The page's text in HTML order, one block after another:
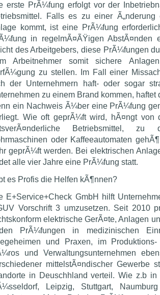
erste PrÃ¼fung erfolgt vor der
Falls es zu einer
kommt, ist eine PrÃ¼fung
in regelmÃ¤ÃŸigen AbstÃ¤nden
des Arbeitgebers, diese PrÃ¼fungen
Arbeitnehmer somit sichere
zu stellen. Im Fall einer
der Unternehmern haft- oder sogar
zu einem Brand kommen, haftet
ein Nachweis Ã¼ber eine PrÃ¼fung
Wie oft geprÃ¼ft wird, hÃ¤ngt von
Betriebsmittel,
oder Kaffeeautomaten
geprÃ¼ft werden. Bei elektrischen
alle vier Jahre eine PrÃ¼fung statt.
es Profis die Helfen kÃ¶nnen?
E+Service+Check GmbH hilft
Vorschrift 3 umzusetzen. Seit 2010
elektrische GerÃ¤te, Anlagen
PrÃ¼fungen in medizinischen
und Praxen, im
und Verwaltungsunternehmen
mittelstÃ¤ndischer Gewerbe
in Deuschhland verteil. Wie z.b in
Leipzig, Stuttgart,